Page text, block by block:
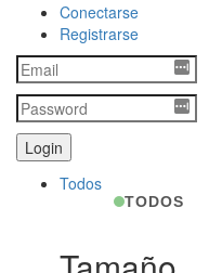
Conectarse
Registrarse
Todos
TODOS